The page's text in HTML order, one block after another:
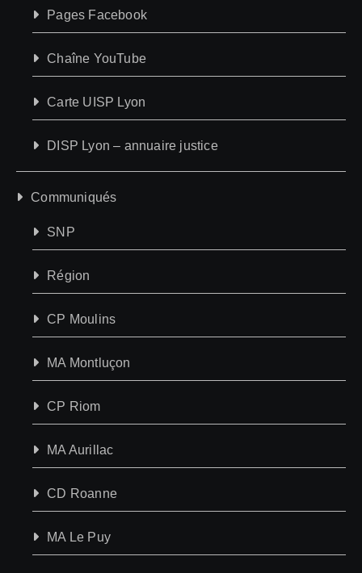
Pages Facebook
Chaîne YouTube
Carte UISP Lyon
DISP Lyon – annuaire justice
Communiqués
SNP
Région
CP Moulins
MA Montluçon
CP Riom
MA Aurillac
CD Roanne
MA Le Puy